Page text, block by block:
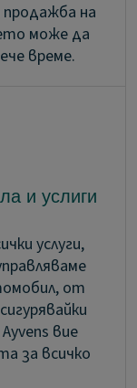
на
може да
време.
и услиги
услуги,
от
вие
за всичко